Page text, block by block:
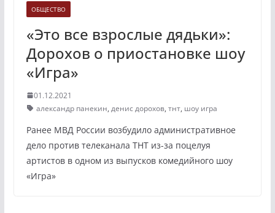
ОБЩЕСТВО
«Это все взрослые дядьки»:
Дорохов о приостановке шоу
«Игра»
01.12.2021
александр панекин, денис дорохов, тнт, шоу игра
Ранее МВД России возбудило административное
дело против телеканала ТНТ из-за поцелуя
артистов в одном из выпусков комедийного шоу
«Игра»